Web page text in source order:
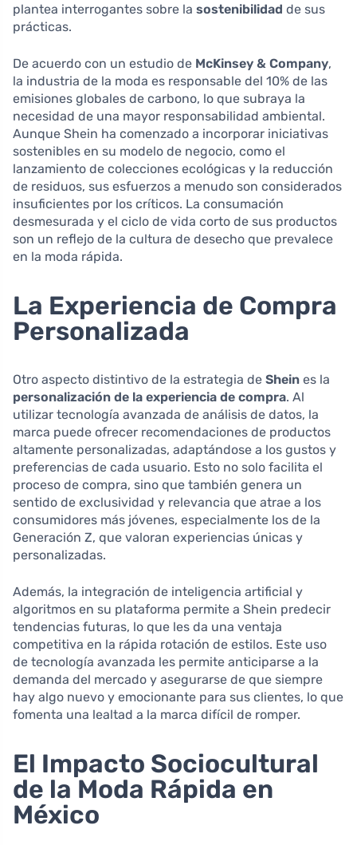
plantea interrogantes sobre la sostenibilidad de sus
prácticas.
De acuerdo con un estudio de McKinsey & Company,
la industria de la moda es responsable del 10% de las
emisiones globales de carbono, lo que subraya la
necesidad de una mayor responsabilidad ambiental.
Aunque Shein ha comenzado a incorporar iniciativas
sostenibles en su modelo de negocio, como el
lanzamiento de colecciones ecológicas y la reducción
de residuos, sus esfuerzos a menudo son considerados
insuficientes por los críticos. La consumación
desmesurada y el ciclo de vida corto de sus productos
son un reflejo de la cultura de desecho que prevalece
en la moda rápida.
La Experiencia de Compra
Personalizada
Otro aspecto distintivo de la estrategia de Shein es la
personalización de la experiencia de compra. Al
utilizar tecnología avanzada de análisis de datos, la
marca puede ofrecer recomendaciones de productos
altamente personalizadas, adaptándose a los gustos y
preferencias de cada usuario. Esto no solo facilita el
proceso de compra, sino que también genera un
sentido de exclusividad y relevancia que atrae a los
consumidores más jóvenes, especialmente los de la
Generación Z, que valoran experiencias únicas y
personalizadas.
Además, la integración de inteligencia artificial y
algoritmos en su plataforma permite a Shein predecir
tendencias futuras, lo que les da una ventaja
competitiva en la rápida rotación de estilos. Este uso
de tecnología avanzada les permite anticiparse a la
demanda del mercado y asegurarse de que siempre
hay algo nuevo y emocionante para sus clientes, lo que
fomenta una lealtad a la marca difícil de romper.
El Impacto Sociocultural
de la Moda Rápida en
México